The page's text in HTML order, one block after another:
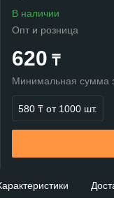
В наличии
Опт и розница
620 ₸
Минимальная сумма
580 ₸ от 1000 шт.